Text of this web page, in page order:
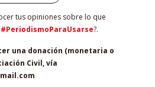
tus opiniones sobre lo que
#PeriodismoParaUsarse?.
una donación (monetaria o
Civil, vía